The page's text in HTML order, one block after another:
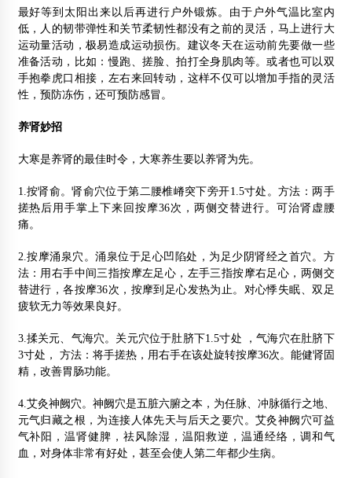
最好等到太阳出来以后再进行户外锻炼。由于户外气温比室内
低，人的韧带弹性和关节柔韧性都没有之前的灵活，马上进行大
运动量活动，极易造成运动损伤。建议冬天在运动前先要做一些
准备活动，比如：慢跑、搓脸、拍打全身肌肉等。或者也可以双
手抱拳虎口相接，左右来回转动，这样不仅可以增加手指的灵活
性，预防冻伤，还可预防感冒。
养肾妙招
大寒是养肾的最佳时令，大寒养生要以养肾为先。
1.按肾俞。肾俞穴位于第二腰椎嵴突下旁开1.5寸处。方法：两手
搓热后用手掌上下来回按摩36次，两侧交替进行。可治肾虚腰
痛。
2.按摩涌泉穴。涌泉位于足心凹陷处，为足少阴肾经之首穴。方
法：用右手中间三指按摩左足心，左手三指按摩右足心，两侧交
替进行，各按摩36次，按摩到足心发热为止。对心悸失眠、双足
疲软无力等效果良好。
3.揉关元、气海穴。关元穴位于肚脐下1.5寸处 ，气海穴在肚脐下
3寸处， 方法：将手搓热，用右手在该处旋转按摩36次。能健肾固
精，改善胃肠功能。
4.艾灸神阙穴。神阙穴是五脏六腑之本，为任脉、冲脉循行之地、
元气归藏之根，为连接人体先天与后天之要穴。艾灸神阙穴可益
气补阳，温肾健脾，祛风除湿，温阳救逆，温通经络，调和气
血，对身体非常有好处，甚至会使人第二年都少生病。